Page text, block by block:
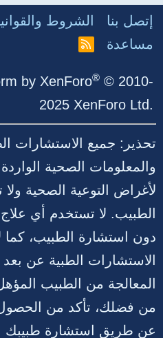
إتصل بنا الشروط
مساعدة
R
by XenForo® © 2010-
2025 XenForo Ltd.
تحذير: جميع الاستشارات
والمعلومات الصحية
لأغراض التوعية الصحية
الطبيب. لا تستخدم أي
دون استشارة الطبيب، كما
الاستشارات الطبية عن
المعالجة من الطبيب
من فضلك، تأكد من
عن طريق استشارة طبيبك